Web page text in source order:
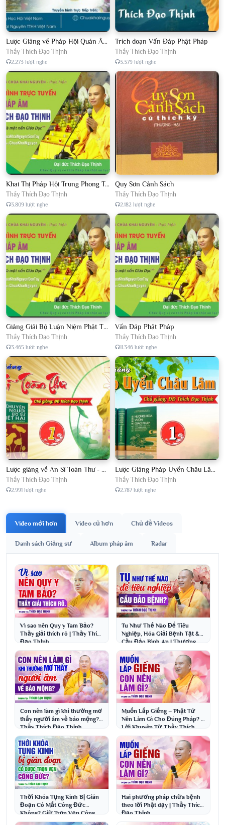
Lược Giảng về Pháp Hội Quán Âm TTHN lần 2
Thầy Thích Đạo Thịnh
2.273 lượt nghe
Trích đoạn Vấn Đáp Phật Pháp
Thầy Thích Đạo Thịnh
3.379 lượt nghe
Khai Thị Pháp Hội Trung Phong Tam Thời Hệ Niệm
Thầy Thích Đạo Thịnh
3.809 lượt nghe
Quy Sơn Cảnh Sách
Thầy Thích Đạo Thịnh
2.182 lượt nghe
Giảng Giải Bộ Luận Niệm Phật Thập Yếu Năm 2018
Thầy Thích Đạo Thịnh
3.465 lượt nghe
Vấn Đáp Phật Pháp
Thầy Thích Đạo Thịnh
11.346 lượt nghe
Lược giảng về An Sĩ Toàn Thư - Chủ giảng Đại Đức Thích Đạo Thịnh
Thầy Thích Đạo Thịnh
2.991 lượt nghe
Lược Giảng Pháp Uyển Châu Lâm, Chủ giảng Đại Đức Thích Đạo Thịnh
Thầy Thích Đạo Thịnh
2.787 lượt nghe
Video mới hơn Video cũ hơn Chủ đề Videos
Danh sách Giảng sư Album pháp âm Radar
Vì sao nên Quy y Tam Bảo?
Thầy giải thích rõ | Thầy Thích
Đạo Thịnh
Tu Như Thế Nào Để Tiêu
Nghiệp, Hóa Giải Bệnh Tật &
Cầu Đảo Bình An | Thượng
Tọa Thích Đạo Thịnh
Con nên làm gì khi thường mơ
thấy người âm về báo mộng? |
Thầy Thích Đạo Thịnh
Muốn Lấp Giếng – Phật Tử
Nên Làm Gì Cho Đúng Pháp? |
Lời Khuyên Từ Thầy Thích
Đạo Thịnh
Thời Khóa Tụng Kinh Bị Gián
Đoạn Có Mất Công Đức
Không? Giữ Trọn Vẹn Công
Đức | Thầy Thích Đạo Thịnh
Hai phương pháp chữa bệnh
theo lời Phật dạy | Thầy Thích
Đạo Thịnh